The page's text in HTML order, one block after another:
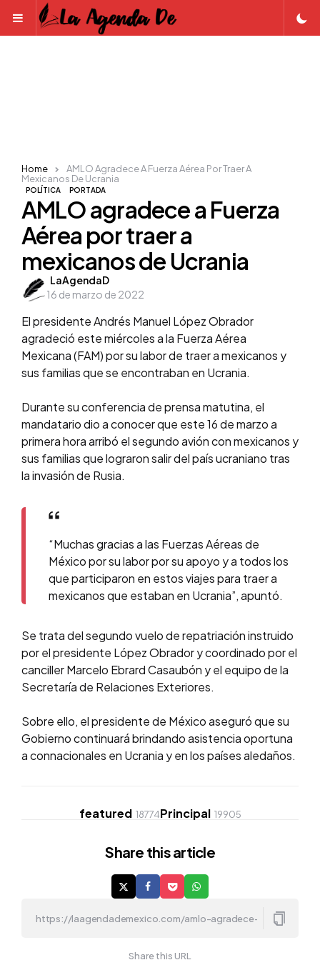
Menu
POLÍTICA PORTADA
AMLO agradece a Fuerza
Aérea por traer a
mexicanos de Ucrania
Posted
by
LaAgendaD
16 de marzo de 2022
Home
AMLO Agradece A Fuerza Aérea Por Traer A
Mexicanos De Ucrania
El presidente Andrés Manuel López Obrador
agradeció este miércoles a la Fuerza Aérea
Mexicana (FAM) por su labor de traer a mexicanos y
sus familias que se encontraban en Ucrania.
Durante su conferencia de prensa matutina, el
mandatario dio a conocer que este 16 de marzo a
primera hora arribó el segundo avión con mexicanos y
sus familias que lograron salir del país ucraniano tras
la invasión de Rusia.
“Muchas gracias a las Fuerzas Aéreas de
México por su labor por su apoyo y a todos los
que participaron en estos viajes para traer a
mexicanos que estaban en Ucrania”, apuntó.
Se trata del segundo vuelo de repatriación instruido
por el presidente López Obrador y coordinado por el
canciller Marcelo Ebrard Casaubón y el equipo de la
Secretaría de Relaciones Exteriores.
Sobre ello, el presidente de México aseguró que su
Gobierno continuará brindando asistencia oportuna
a connacionales en Ucrania y en los países aledaños.
featured 18774Principal 19905
Share this article
Share this URL